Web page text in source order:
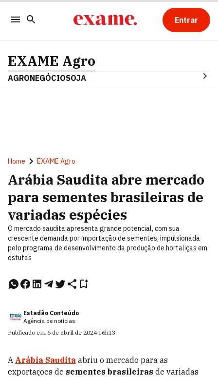
Entrar
EXAME Agro
AGRONEGÓCIOSOJA
Home EXAME Agro
Arábia Saudita abre mercado
para sementes brasileiras de
variadas espécies
O mercado saudita apresenta grande potencial, com sua
crescente demanda por importação de sementes, impulsionada
pelo programa de desenvolvimento da produção de hortaliças em
estufas
Estadão Conteúdo
Agência de notícias
Publicado em 6 de abril de 2024 16h13.
A Arábia Saudita abriu o mercado para as
exportações de sementes brasileiras de variadas